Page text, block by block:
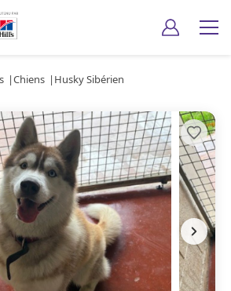
Chiens Husky Sibérien